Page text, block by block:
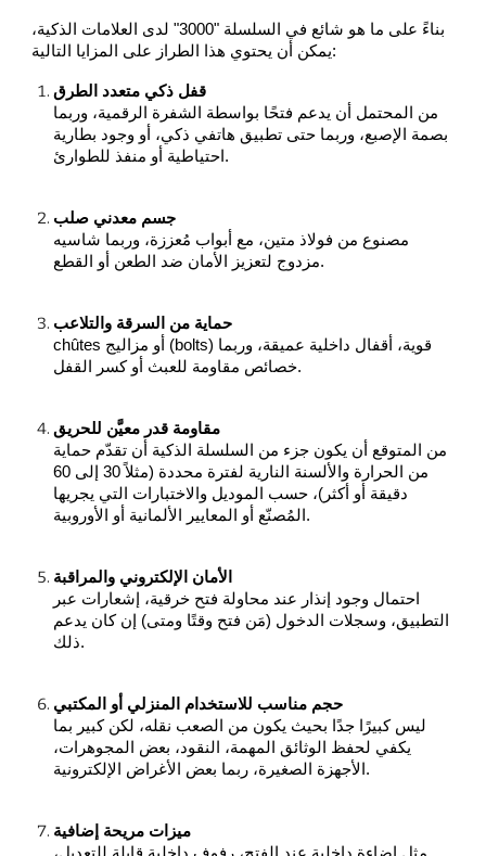
بناءً على ما هو شائع في السلسلة "3000" لدى العلامات الذكية،
يمكن أن يحتوي هذا الطراز على المزايا التالية:
قفل ذكي متعدد الطرق
من المحتمل أن يدعم فتحًا بواسطة الشفرة الرقمية، وربما
بصمة الإصبع، وربما حتى تطبيق هاتفي ذكي، أو وجود بطارية
احتياطية أو منفذ للطوارئ.
جسم معدني صلب
مصنوع من فولاذ متين، مع أبواب مُعززة، وربما شاسيه
مزدوج لتعزيز الأمان ضد الطعن أو القطع.
حماية من السرقة والتلاعب
chûtes أو مزاليج (bolts) قوية، أقفال داخلية عميقة، وربما
خصائص مقاومة للعبث أو كسر القفل.
مقاومة قدر معيَّن للحريق
من المتوقع أن يكون جزء من السلسلة الذكية أن تقدّم حماية
من الحرارة والألسنة النارية لفترة محددة (مثلاً 30 إلى 60
دقيقة أو أكثر)، حسب الموديل والاختبارات التي يجريها
المُصنّع أو المعايير الألمانية أو الأوروبية.
الأمان الإلكتروني والمراقبة
احتمال وجود إنذار عند محاولة فتح خرقية، إشعارات عبر
التطبيق، وسجلات الدخول (مَن فتح وقتًا ومتى) إن كان يدعم
ذلك.
حجم مناسب للاستخدام المنزلي أو المكتبي
ليس كبيرًا جدًا بحيث يكون من الصعب نقله، لكن كبير بما
يكفي لحفظ الوثائق المهمة، النقود، بعض المجوهرات،
الأجهزة الصغيرة، ربما بعض الأغراض الإلكترونية.
ميزات مريحة إضافية